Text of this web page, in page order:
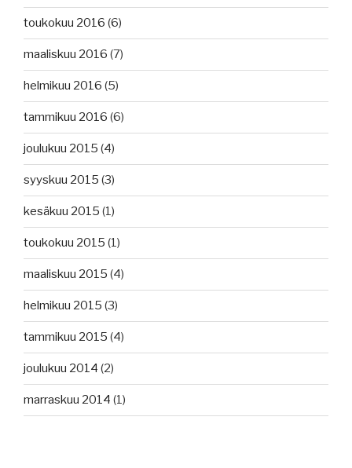
toukokuu 2016 (6)
maaliskuu 2016 (7)
helmikuu 2016 (5)
tammikuu 2016 (6)
joulukuu 2015 (4)
syyskuu 2015 (3)
kesäkuu 2015 (1)
toukokuu 2015 (1)
maaliskuu 2015 (4)
helmikuu 2015 (3)
tammikuu 2015 (4)
joulukuu 2014 (2)
marraskuu 2014 (1)